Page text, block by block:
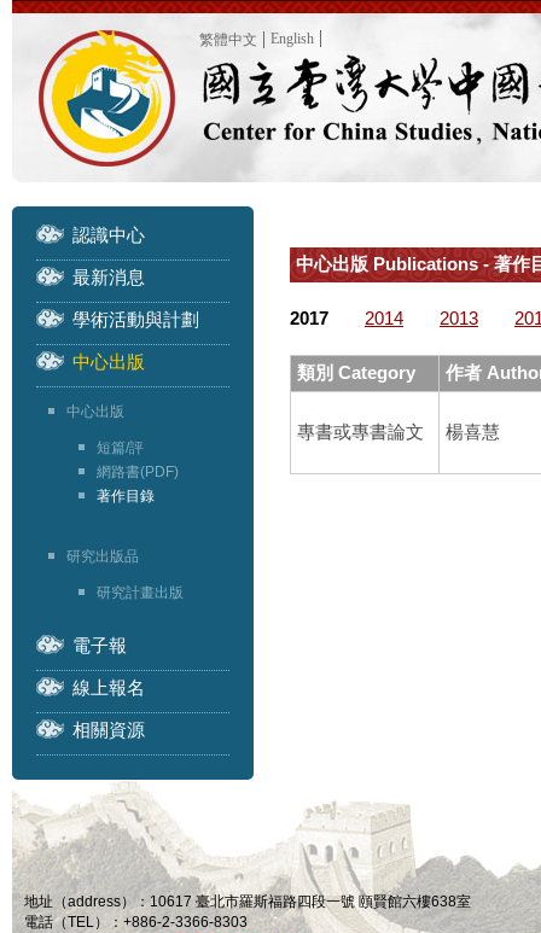
繁體中文 English
認識中心
最新消息
學術活動與計劃
中心出版
中心出版
短篇/評
網路書(PDF)
著作目錄
研究出版品
研究計畫出版
電子報
線上報名
相關資源
中心出版 Publications - 著
2017 2014 2013
類別 Category 作者
專書或專書論文 楊喜慧
地址（address）：10617 臺北市羅斯福路四段一號 頤賢館六樓638室
電話（TEL）：+886-2-3366-8303